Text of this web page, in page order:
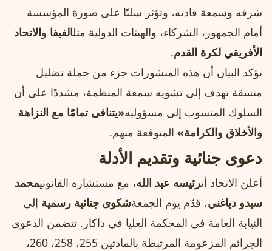
شرفه وسمعة قادته، وتؤثر سلبًا على صورة المؤسسة
أمام الجمهور، الشركاء، والهيئات الدولية مثلالفيفا والاتحاد
الأفريقي لكرة القدم.
يؤكد البيان أن هذه المنشورات جزء من حملة تضليل
منسقة تهدف إلى تشويه سمعة المنظمة، مشددًا على أن
السلوك المنسوب إلى مسؤوليه«يتنافى تمامًا مع النزاهة
والأخلاق والكرامة» المتوقعة منهم.
دعوى جنائية وتقديم الأدلة
أعلن الاتحاد أنرئيسه عبد الله، مع مستشاره القانونيمحمد
سيدو دياغني، قدّم يوم الجمعةشكوى جنائية رسمية إلى
النيابة العامة في المحكمة العليا في داكار. تتضمن الدعوى
الجرائم المزعومة المرتبطة بالمادتين 255، 258، 260،